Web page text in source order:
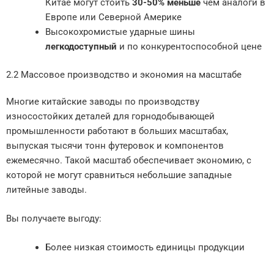
Китае могут стоить 30-50% меньшечем аналоги в
Европе или Северной Америке
Высокохромистые ударные шины
легкодоступный и по конкурентоспособной цене
2.2 Массовое производство и экономия на масштабе
Многие китайские заводы по производству
износостойких деталей для горнодобывающей
промышленности работают в больших масштабах,
выпуская тысячи тонн футеровок и компонентов
ежемесячно. Такой масштаб обеспечивает экономию, с
которой не могут сравниться небольшие западные
литейные заводы.
Вы получаете выгоду:
Более низкая стоимость единицы продукции